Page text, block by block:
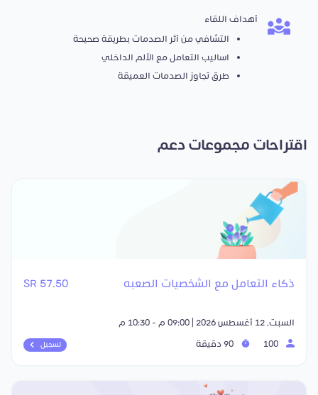
أهداف اللقاء
التشافي من أثر الصدمات بطريقة صحيحة
اساليب التعامل مع الألم الداخلي
طرق تجاوز الصدمات العميقة
اقتراحات مجموعات دعم
ذكاء التعامل مع الشخصيات الصعبه 57.50 SR
السبت, 12 أغسطس 2026 | 09:00 م - 10:30 م
تسجيل